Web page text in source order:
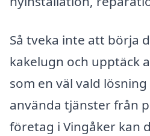
Så tveka inte att börja
kakelugn och upptäck
som en väl vald
använda tjänster från
företag i Vingåker kan